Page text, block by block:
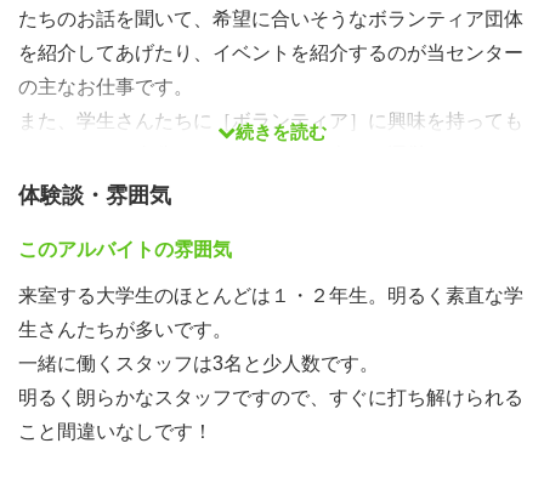
たちのお話を聞いて、希望に合いそうなボランティア団体
を紹介してあげたり、イベントを紹介するのが当センター
の主なお仕事です。
また、学生さんたちに［ボランティア］に興味を持っても
自分たちが企画したイベントをきっかけに、学生さんたち
ると、この仕事にとてもやりがいを感じることができま
す。
今回はボランティアに関するイベントを企画を主にお願い
します。
ブランクOK！お子さんがいても大丈夫！！今いるスタッ
続きを読む
体験談・雰囲気
このアルバイトの雰囲気
来室する大学生のほとんどは１・２年生。明るく素直な学
生さんたちが多いです。
一緒に働くスタッフは3名と少人数です。
明るく朗らかなスタッフですので、すぐに打ち解けられる
こと間違いなしです！